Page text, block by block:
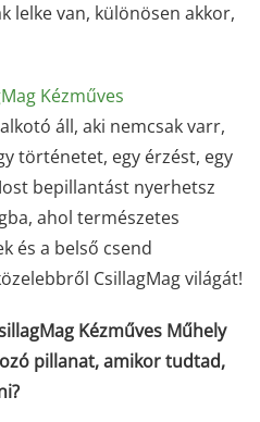
lelke van, különösen akkor,
Kézműves
áll, aki nemcsak varr,
történetet, egy érzést, egy
bepillantást nyerhetsz
ahol természetes
és a belső csend
CsillagMag világát!
Kézműves Műhely
pillanat, amikor tudtad,